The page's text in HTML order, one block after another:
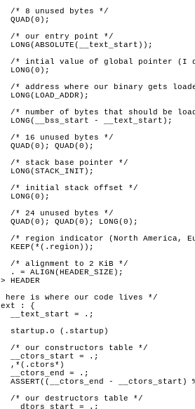
/* 8 unused bytes */
QUAD(0);
/* our entry point */
LONG(ABSOLUTE(__text_start));
/* intial value of global pointer (I
LONG(0);
/* address where our binary gets
LONG(LOAD_ADDR);
/* number of bytes that should be
LONG(__bss_start - __text_start);
/* 16 unused bytes */
QUAD(0); QUAD(0);
/* stack base pointer */
LONG(STACK_INIT);
/* initial stack offset */
LONG(0);
/* 24 unused bytes */
QUAD(0); QUAD(0); LONG(0);
/* region indicator (North America,
KEEP(*(.region));
/* alignment to 2 KiB */
. = ALIGN(HEADER_SIZE);
HEADER
here is where our code lives */
: {
__text_start = .;
startup.o (.startup)
/* our constructors table */
__ctors_start = .;
,*(.ctors*)
__ctors_end = .;
ASSERT((__ctors_end - __ctors_start)
/* our destructors table */
__dtors_start = .;